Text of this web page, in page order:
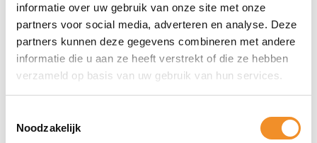
informatie over uw gebruik van onze site met onze
partners voor social media, adverteren en analyse. Deze
partners kunnen deze gegevens combineren met andere
informatie die u aan ze heeft verstrekt of die ze hebben
verzameld op basis van uw gebruik van hun services.
Noodzakelijk